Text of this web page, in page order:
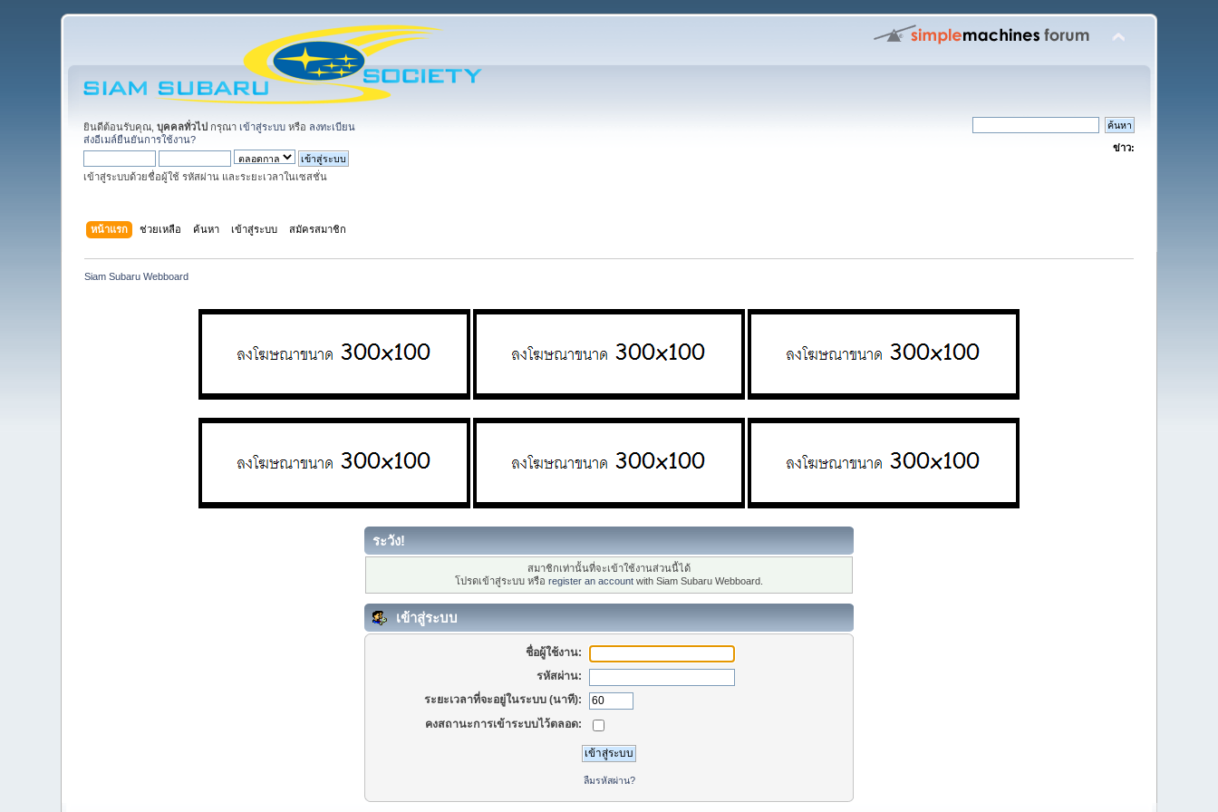
ยินดีต้อนรับคุณ,บุคคลทั่วไป กรุณา เข้าสู่ระบบ หรือ ลงทะเบียน
ส่งอีเมล์ยืนยันการใช้งาน?
เข้าสู่ระบบด้วยชื่อผู้ใช้ รหัสผ่าน และระยะเวลาในเซสชั่น
ข่าว:
หน้าแรก ช่วยเหลือ ค้นหา เข้าสู่ระบบ สมัครสมาชิก
Siam Subaru Webboard
ระวัง!
สมาชิกเท่านั้นที่จะเข้าใช้งานส่วนนี้ได้
โปรดเข้าสู่ระบบ หรือ register an account with Siam Subaru Webboard.
เข้าสู่ระบบ
ชื่อผู้ใช้งาน:
รหัสผ่าน:
ระยะเวลาที่จะอยู่ในระบบ (นาที):
คงสถานะการเข้าระบบไว้ตลอด:
ลืมรหัสผ่าน?